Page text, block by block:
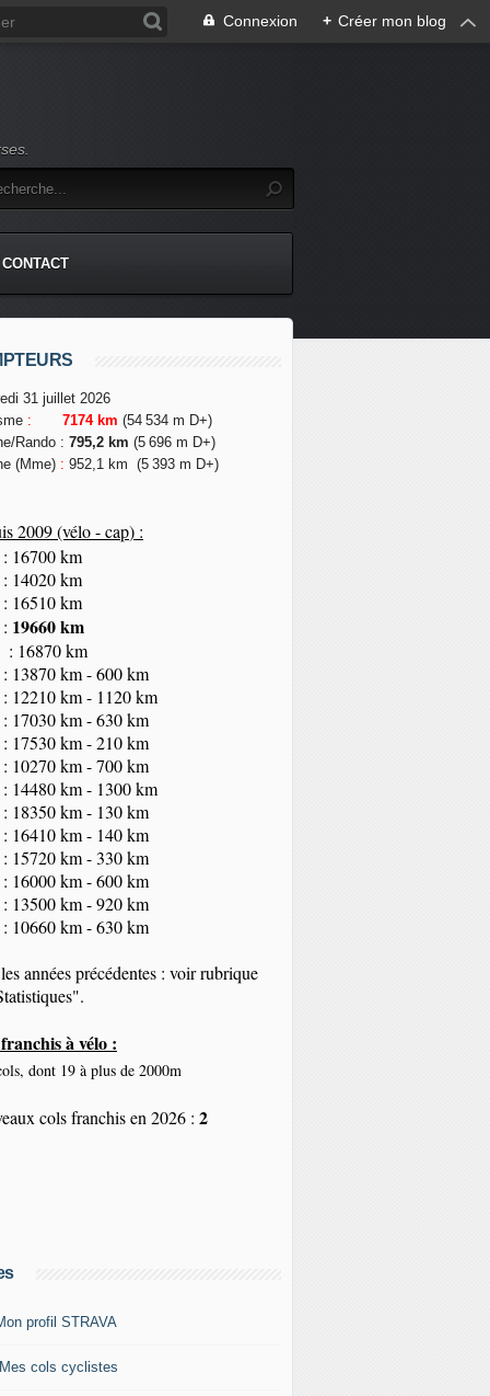
Connexion + Créer mon blog
CONTACT
31 juillet 2026
: 7174 km (54 534 m D+)
Rando : 795,2 km (5 696 m D+)
(Mme) : 952,1 km (5 393 m D+)
2009 (vélo - cap) :
16700 km
14020 km
16510 km
19660 km
: 16870 km
13870 km - 600 km
12210 km - 1120 km
17030 km - 630 km
17530 km - 210 km
10270 km - 700 km
14480 km - 1300 km
18350km- 130 km
16410 km - 140 km
15720 km - 330 km
16000 km - 600 km
13500 km - 920 km
10660 km - 630 km
années précédentes : voir rubrique
à vélo :
dont 19 à plus de 2000m
cols franchis en 2026 : 2
profil STRAVA
cols cyclistes